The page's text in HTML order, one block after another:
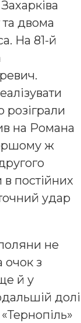
та двома
На 81-й
на Романа
ж
постійних
удар
не
очок з
й у
долі